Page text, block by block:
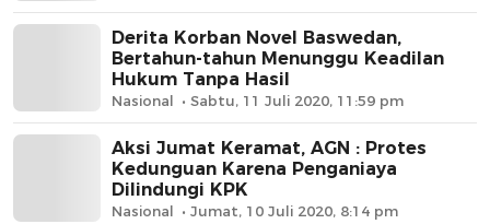
Derita Korban Novel Baswedan,
Bertahun-tahun Menunggu Keadilan
Hukum Tanpa Hasil
Nasional Sabtu, 11 Juli 2020, 11:59 pm
Aksi Jumat Keramat, AGN : Protes
Kedunguan Karena Penganiaya
Dilindungi KPK
Nasional Jumat, 10 Juli 2020, 8:14 pm